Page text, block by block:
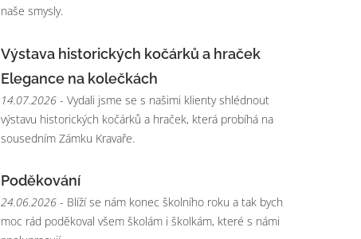
naše smysly.
Výstava historických kočárků a hraček
Elegance na kolečkách
14.07.2026 - Vydali jsme se s našimi klienty shlédnout
výstavu historických kočárků a hraček, která probíhá na
sousedním Zámku Kravaře.
Poděkování
24.06.2026 - Blíží se nám konec školního roku a tak bych
moc rád poděkoval všem školám i školkám, které s námi